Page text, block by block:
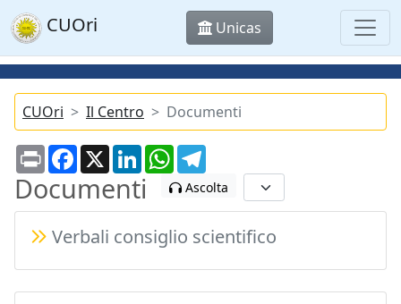
CUOri Unicas
CUOri Il Centro Documenti
PrintFacebook
X LinkedInWhatsApp
Documenti Ascolta
Verbali consiglio scientifico